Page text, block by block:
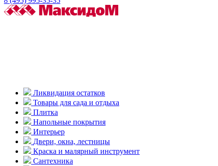
Ликвидация остатков
Товары для сада и отдыха
Плитка
Напольные покрытия
Интерьер
Двери, окна, лестницы
Краска и малярный инструмент
Сантехника